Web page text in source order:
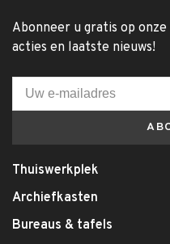
Abonneer u gratis op
acties en laatste nieuws!
Thuiswerkplek
Archiefkasten
Bureaus & tafels